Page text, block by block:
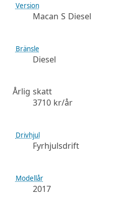
Version
Macan S Diesel
Bränsle
Diesel
Årlig skatt
3710 kr/år
Drivhjul
Fyrhjulsdrift
Modellår
2017